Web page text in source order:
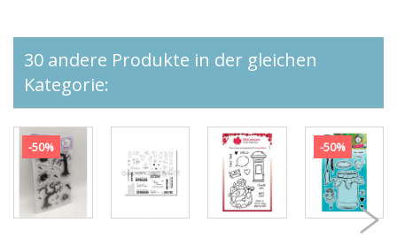
30 andere Produkte in der gleichen
Kategorie:
-50% -50%